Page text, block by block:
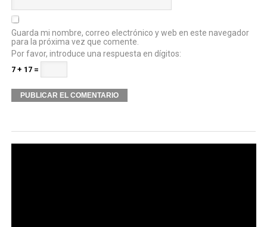
Guarda mi nombre, correo electrónico y web en este navegador
para la próxima vez que comente.
Por favor, introduce una respuesta en dígitos:
7 + 17 =